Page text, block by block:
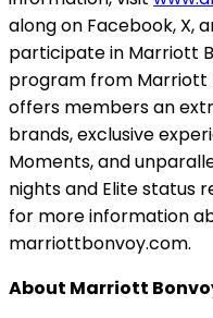
along on Facebook, X,
participate in Marriott
program from Marriott
offers members an
brands, exclusive
Moments, and
nights and Elite status
for more information
marriottbonvoy.com.
About Marriott